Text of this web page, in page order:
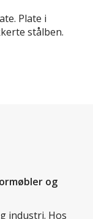
Plate i
stålben.
og
industri. Hos